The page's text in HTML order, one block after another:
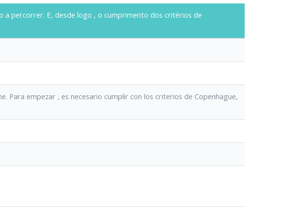
a percorrer. E, desde logo , o cumprimento dos critérios de
Para empezar , es necesario cumplir con los criterios de Copenhague,